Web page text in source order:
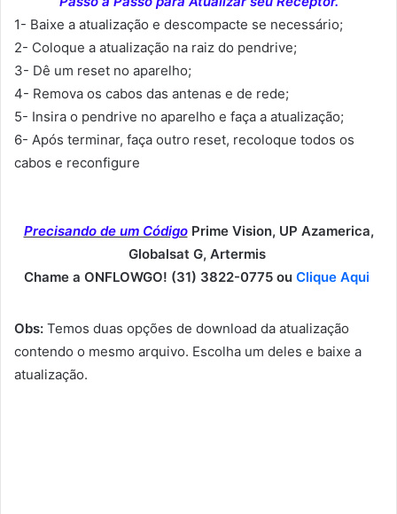
1- Baixe a atualização e descompacte se necessário;
2- Coloque a atualização na raiz do pendrive;
3- Dê um reset no aparelho;
4- Remova os cabos das antenas e de rede;
5- Insira o pendrive no aparelho e faça a atualização;
6- Após terminar, faça outro reset, recoloque todos os
cabos e reconfigure
Precisando de um Código Prime Vision, UP Azamerica,
Globalsat G, Artermis
Chame a ONFLOWGO! (31) 3822-0775 ou Clique Aqui
Obs: Temos duas opções de download da atualização
contendo o mesmo arquivo. Escolha um deles e baixe a
atualização.